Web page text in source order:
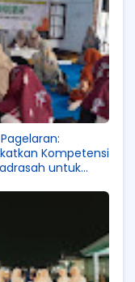
Pagelaran:
Kompetensi
untuk